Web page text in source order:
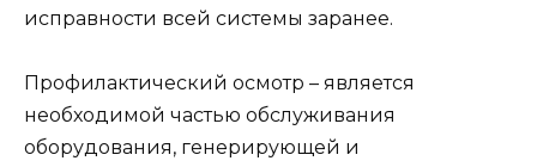
исправности всей системы заранее.
Профилактический осмотр – является
необходимой частью обслуживания
оборудования, генерирующей и